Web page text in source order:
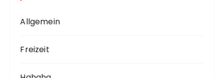
Allgemein
Freizeit